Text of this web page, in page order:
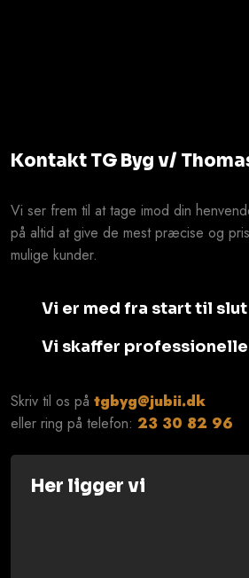
Kontakt TG Byg v/
Vi ser frem til at tage imod din
på altid at give de mest præcise og
mulige kunder.
Vi er med fra start til slut
Vi skaffer
Skriv til os på tgbyg@jubii.dk
eller ring på telefon: ​ 23 30 82 96
Her ligger vi